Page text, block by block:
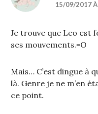
15/09/2017
Je trouve que Leo est
ses mouvements.=O
Mais… C’est dingue à
là. Genre je ne m’en
ce point.